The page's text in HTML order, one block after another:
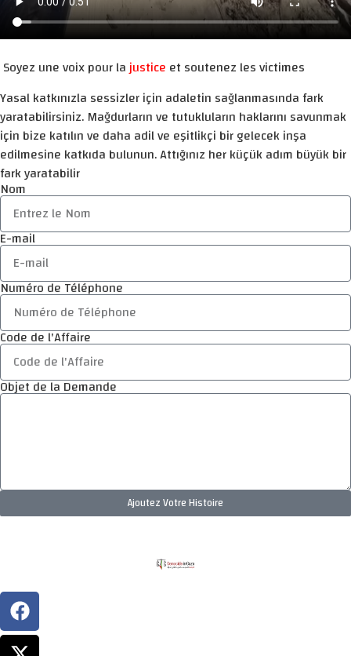
Soyez une voix pour lajustice et soutenez les victimes
Yasal katkınızla sessizler için adaletin sağlanmasında fark
yaratabilirsiniz. Mağdurların ve tutukluların haklarını savunmak
için bize katılın ve daha adil ve eşitlikçi bir gelecek inşa
edilmesine katkıda bulunun. Attığınız her küçük adım büyük bir
fark yaratabilir
Nom
E-mail
Numéro de Téléphone
Code de l'Affaire
Objet de la Demande
Ajoutez Votre Histoire